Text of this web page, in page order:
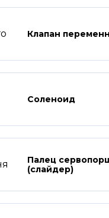
Клапан
Соленоид
Палец
(слайдер)